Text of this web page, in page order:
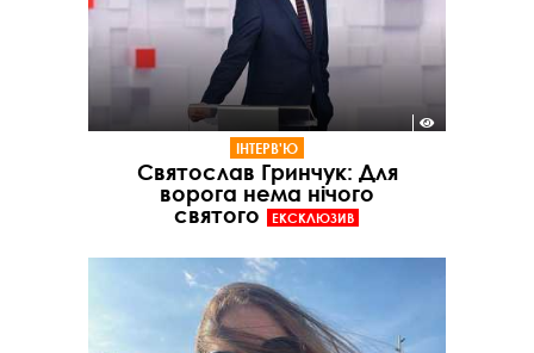
ІНТЕРВ'Ю
Святослав Гринчук: Для
ворога нема нічого
святого
ЕКСКЛЮЗИВ